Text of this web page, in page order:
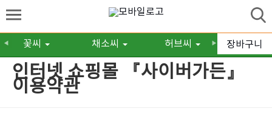
◀ 꽃씨 채소씨 허브씨 구근/숙
▶ 장바구니
인터넷 쇼핑몰 『사이버가든』
이용약관